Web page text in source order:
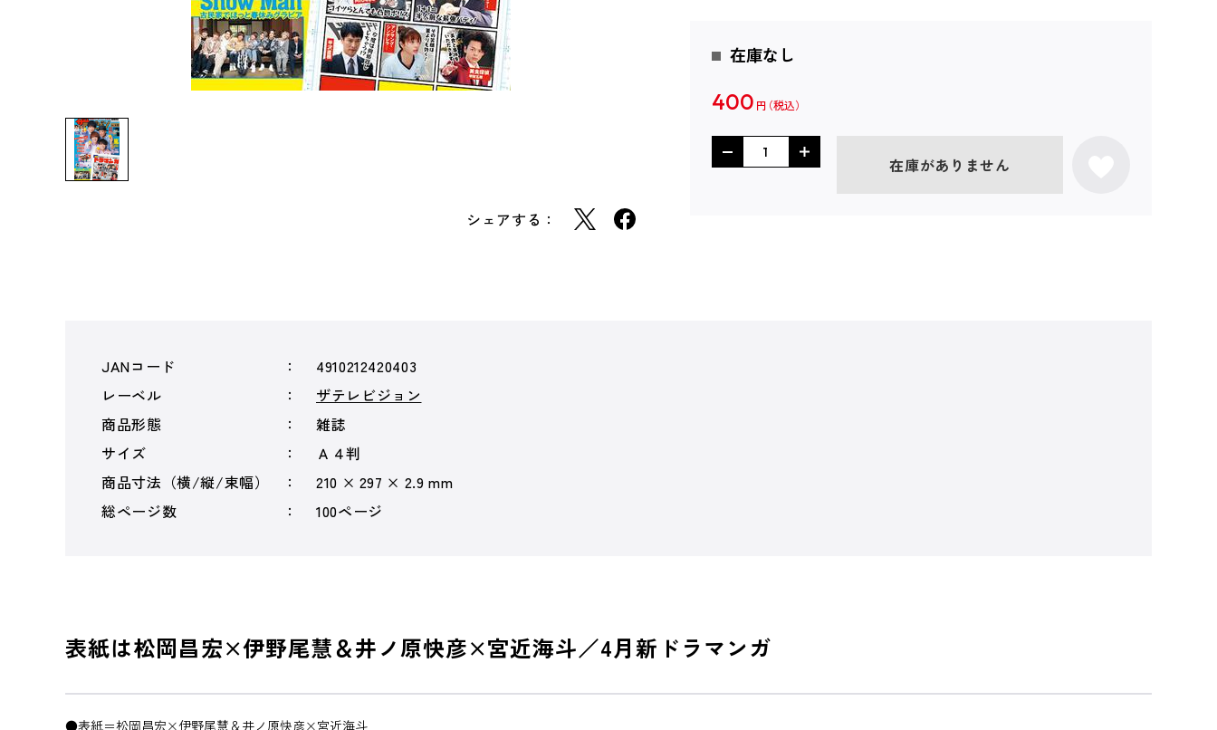
シェアする：
在庫なし
400 円
在庫がありません
JANコード
4910212420403
レーベル
ザテレビジョン
商品形態
雑誌
サイズ
Ａ４判
商品寸法（横/縦/束幅）
210 × 297 × 2.9 mm
総ページ数
100ページ
表紙は松岡昌宏×伊野尾慧＆井ノ原快彦×宮近海斗／4月新ドラマンガ
●表紙＝松岡昌宏×伊野尾慧＆井ノ原快彦×宮近海斗